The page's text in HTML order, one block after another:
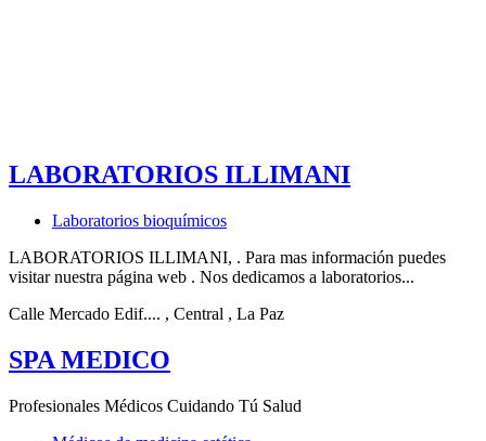
LABORATORIOS ILLIMANI
Laboratorios bioquímicos
LABORATORIOS ILLIMANI, . Para mas información puedes
visitar nuestra página web . Nos dedicamos a laboratorios...
Calle Mercado Edif.... , Central , La Paz
SPA MEDICO
Profesionales Médicos Cuidando Tú Salud